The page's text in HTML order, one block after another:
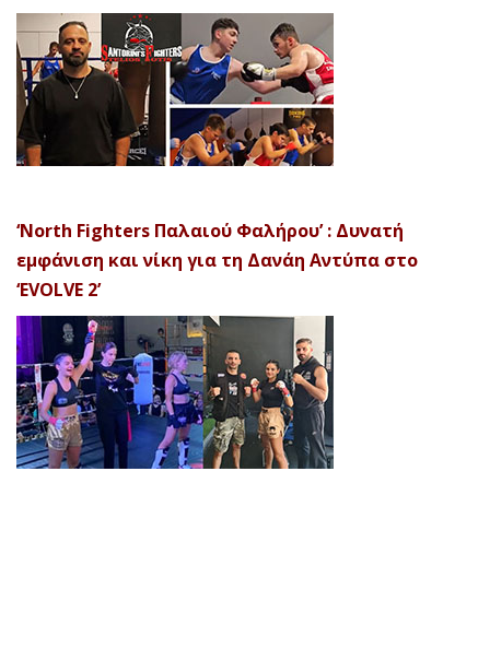
‘North Fighters Παλαιού Φαλήρου’ : Δυνατή
εμφάνιση και νίκη για τη Δανάη Αντύπα στο
‘EVOLVE 2’